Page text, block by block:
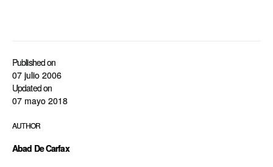
Published on
07 julio 2006
Updated on
07 mayo 2018
AUTHOR
Abad De Carfax